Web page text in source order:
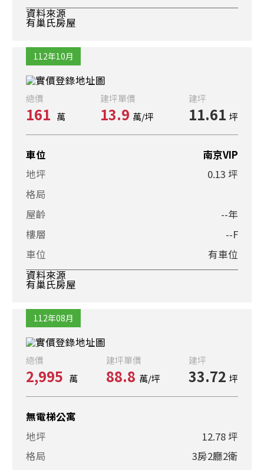
資料來源
有巢氏房屋
112年10月
總價
161 萬
建坪單價
13.9 萬/坪
建坪
11.61 坪
車位
南京VIP
地坪
0.13 坪
格局
屋齡
--年
樓層
--F
車位
有車位
資料來源
有巢氏房屋
112年08月
總價
2,995 萬
建坪單價
88.8 萬/坪
建坪
33.72 坪
無電梯公寓
地坪
12.78 坪
格局
3房2廳2衛